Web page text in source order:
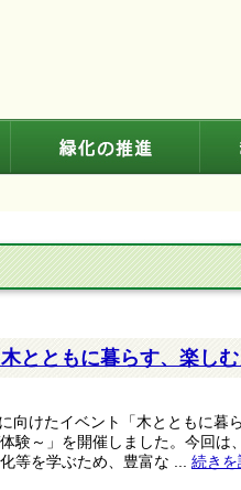
とともに暮らす、楽し
向けたイベント「木とともに暮
験～」を開催しました。今回は
等を学ぶため、豊富な ... 続きを